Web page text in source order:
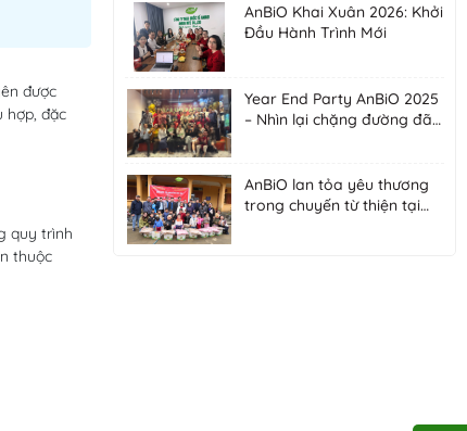
được
hợp, đặc
quy trình
thuộc
AnBiO Khai Xuân 2026: Khởi
Đầu Hành Trình Mới
Year End Party AnBiO 2025
– Nhìn lại chặng đường đã
AnBiO lan tỏa yêu thương
trong chuyến từ thiện tại